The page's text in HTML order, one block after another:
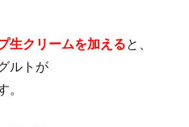
生クリームを加えると、
ルトが
。